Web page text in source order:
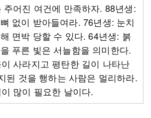
주어진 여건에 만족하자. 88년생:
없이 받아들여라. 76년생: 눈치
면박 당할 수 있다. 64년생: 붉
푸른 빛은 서늘함을 의미한다.
사라지고 평탄한 길이 나타난
된 것을 행하는 사람은 멀리하라.
많이 필요한 날이다.